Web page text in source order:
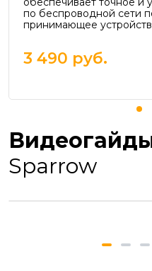
по беспроводной сети
принимающее
3 490 руб.
Sparrow